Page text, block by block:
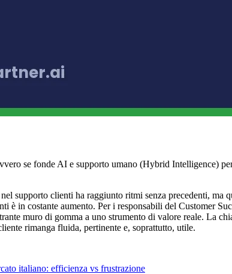
se fonde AI e supporto umano (Hybrid Intelligence)
supporto clienti ha raggiunto ritmi senza precedenti,
è in costante aumento. Per i responsabili del Customer
muro di gomma a uno strumento di valore reale. La
rimanga fluida, pertinente e, soprattutto, utile.
italiano: efficienza vs frustrazione